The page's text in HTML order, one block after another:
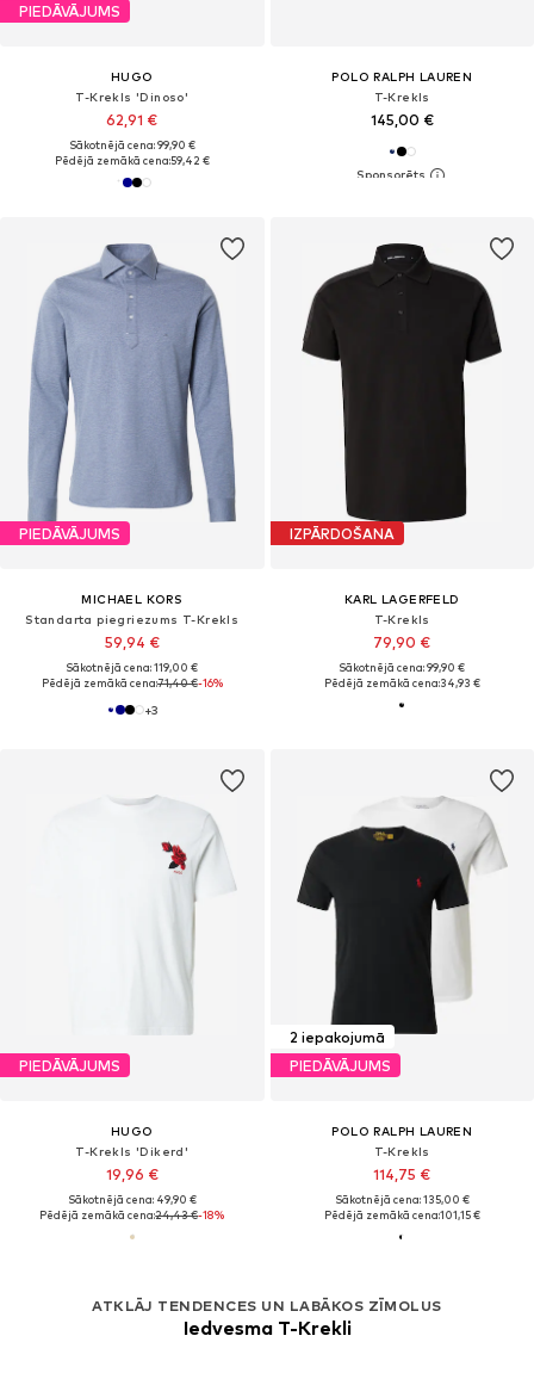
PIEDĀVĀJUMS
HUGO
T-Krekls 'Dinoso'
62,91 €
Sākotnējā cena: 99,90 €
Pēdējā zemākā cena:59,42 €
POLO RALPH LAUREN
T-Krekls
145,00 €
PIEDĀVĀJUMS
MICHAEL KORS
Standarta piegriezums T-Krekls
59,94 €
Sākotnējā cena: 119,00 €
Pēdējā zemākā cena:71,40 €-16%
+3
IZPĀRDOŠANA
KARL LAGERFELD
T-Krekls
79,90 €
Sākotnējā cena: 99,90 €
Pēdējā zemākā cena:34,93 €
PIEDĀVĀJUMS
HUGO
T-Krekls 'Dikerd'
19,96 €
Sākotnējā cena: 49,90 €
Pēdējā zemākā cena:24,43 €-18%
2 iepakojumā
PIEDĀVĀJUMS
POLO RALPH LAUREN
T-Krekls
114,75 €
Sākotnējā cena: 135,00 €
Pēdējā zemākā cena:101,15 €
ATKLĀJ TENDENCES UN LABĀKOS ZĪMOLUS
Iedvesma T-Krekli